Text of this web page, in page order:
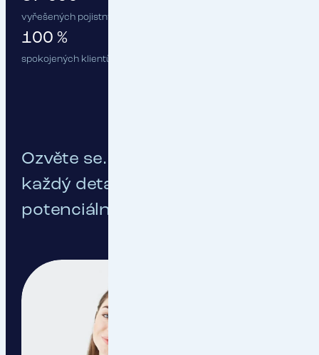
vyřešených pojistných událostí ročně
100 %
spokojených klientů :)
Ozvěte se. Probereme spolu
každý detail vašeho
potenciálního pojištění.